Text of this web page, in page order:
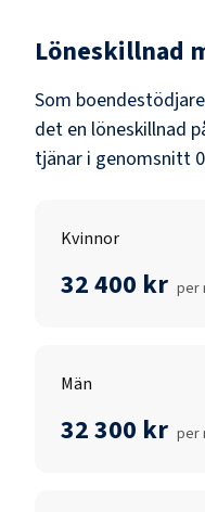
Löneskillnad
Som
det en löneskillnad
tjänar i genomsnitt
Kvinnor
32 400 kr per
Män
32 300 kr per